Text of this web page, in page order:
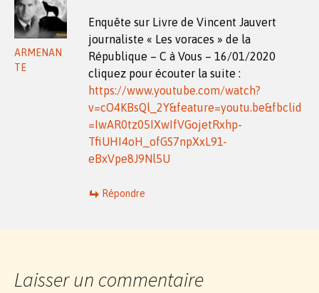
ARMENAN
TE
Enquête sur Livre de Vincent Jauvert
journaliste « Les voraces » de la
République – C à Vous – 16/01/2020
cliquez pour écouter la suite :
https://www.youtube.com/watch?
v=cO4KBsQl_2Y&feature=youtu.be&fbclid
=IwAR0tz05IXwIfVGojetRxhp-
TfiUHI4oH_ofGS7npXxL91-
eBxVpe8J9Nl5U
Répondre
Laisser un commentaire